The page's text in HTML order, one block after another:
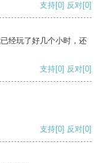
支持[0] 反对[0]
经玩了好几个小时，还
支持[0] 反对[0]
支持[0] 反对[0]